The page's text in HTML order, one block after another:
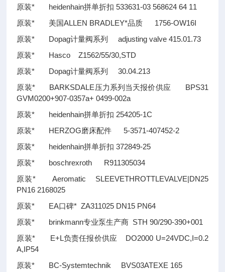
原装* heidenhain拼单折扣 533631-03 568624 64 11
原装* 美国ALLEN BRADLEY*品质 1756-OW16I
原装* Dopag计量阀系列 adjusting valve 415.01.73
原装* Hasco Z1562/55/30,STD
原装* Dopag计量阀系列 30.04.213
原装* BARKSDALE压力系列当天报价供应 BPS31
GVM0200+907-0357a+ 0499-002a
原装* heidenhain拼单折扣 254205-1C
原装* HERZOG磨床配件 5-3571-407452-2
原装* heidenhain拼单折扣 372849-25
原装* boschrexroth R911305034
原装* Aeromatic SLEEVETHROTTLEVALVE|DN25
PN16 2168025
原装* EA口碑* ZA311025 DN15 PN64
原装* brinkmann专业泵生产商 STH 90/290-390+001
原装* E+L负责任报价供应 DO2000 U=24VDC,I=0.2
A,IP54
原装* BC-Systemtechnik BVS03ATEXE 165